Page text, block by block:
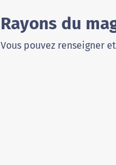
Rayons du
Vous pouvez renseigner